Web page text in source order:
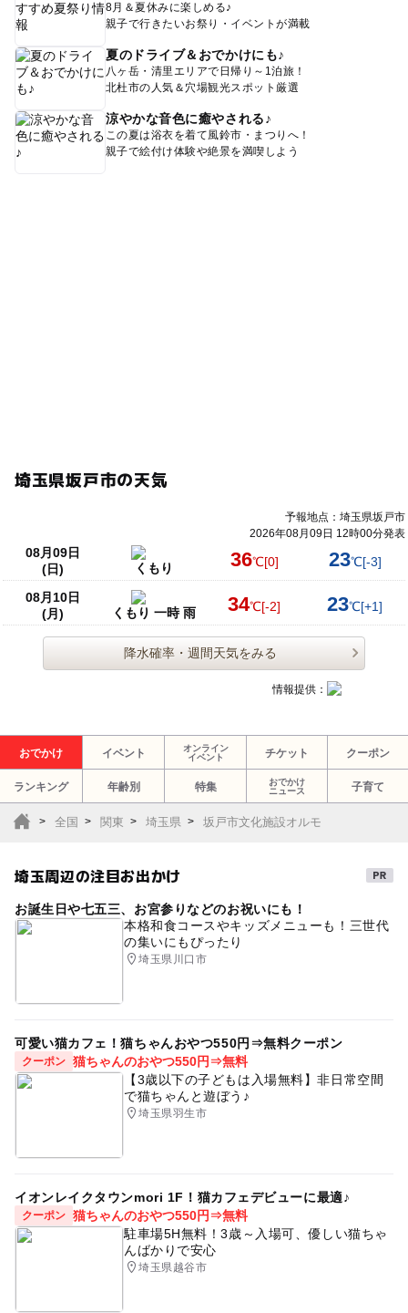
8月＆夏休みに楽しめる♪
親子で行きたいお祭り・イベントが満載
夏のドライブ＆おでかけにも♪
八ヶ岳・清里エリアで日帰り～1泊旅！
北杜市の人気＆穴場観光スポット厳選
涼やかな音色に癒やされる♪
この夏は浴衣を着て風鈴市・まつりへ！
親子で絵付け体験や絶景を満喫しよう
埼玉県坂戸市の天気
予報地点：埼玉県坂戸市
2026年08月09日 12時00分発表
08月09日
(日)
くもり 36℃[0] 23℃[-3]
08月10日
(月)
くもり 一時 雨 34℃[-2] 23℃[+1]
降水確率・週間天気をみる
情報提供：
おでかけ イベント
オンライン
イベント
チケット クーポン
ランキング 年齢別 特集
おでかけ
ニュース
子育て
全国 関東 埼玉県 坂戸市文化施設オルモ
埼玉周辺の注目お出かけ
お誕生日や七五三、お宮参りなどのお祝いにも！
本格和食コースやキッズメニューも！三世代
の集いにもぴったり
埼玉県川口市
可愛い猫カフェ！猫ちゃんおやつ550円⇒無料クーポン
クーポン 猫ちゃんのおやつ550円⇒無料
【3歳以下の子どもは入場無料】非日常空間
で猫ちゃんと遊ぼう♪
埼玉県羽生市
イオンレイクタウンmori 1F！猫カフェデビューに最適♪
クーポン 猫ちゃんのおやつ550円⇒無料
駐車場5H無料！3歳～入場可、優しい猫ちゃ
んばかりで安心
埼玉県越谷市